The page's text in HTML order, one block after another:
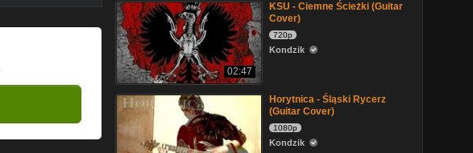
02:47
KSU - Ciemne Ścieżki (Guitar
Cover)
720p
Kondzik
Horytnica - Śląski Rycerz
(Guitar Cover)
1080p
Kondzik